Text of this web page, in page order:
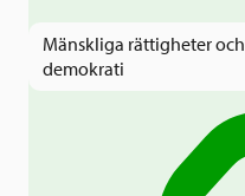
Mänskliga rättigheter och
demokrati